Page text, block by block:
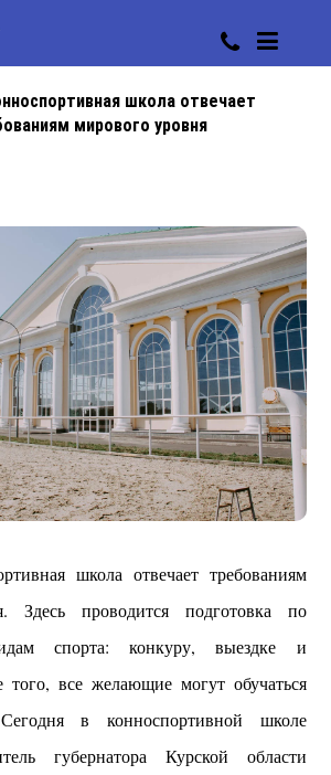
школа отвечает
мирового уровня
школа отвечает требованиям
Здесь проводится подготовка по
спорта: конкуру, выездке и
того, все желающие могут обучаться
в конноспортивной школе
губернатора Курской области